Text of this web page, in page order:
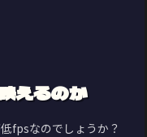
えるのか
fpsなのでしょうか？